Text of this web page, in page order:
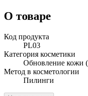
О товаре
Код продукта
PL03
Категория косметики
Обновление кожи
Метод в косметологии
Пилинги